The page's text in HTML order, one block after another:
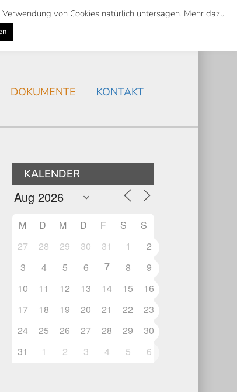
Suche
Search
DOKUMENTE KONTAKT
KALENDER
M D M D F S
S
27
28 29 30 31 1
2
3
4 5 6 7 8
9
10
11 12 13 14 15
16
17
18 19 20 21 22
23
24
25 26 27 28 29
30
31
1 2 3 4 5 6
von Cookies natürlich untersagen. Mehr dazu